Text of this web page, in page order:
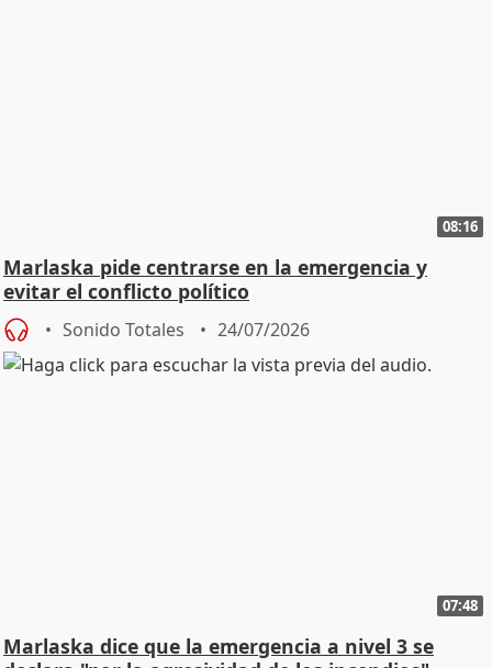
08:16
Marlaska pide centrarse en la emergencia y
evitar el conflicto político
Sonido Totales 24/07/2026
07:48
Marlaska dice que la emergencia a nivel 3 se